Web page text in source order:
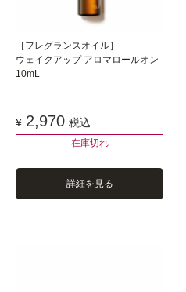
［フレグランスオイル］
ウェイクアップ アロマロールオン
10mL
¥ 2,970 税込
在庫切れ
詳細を見る